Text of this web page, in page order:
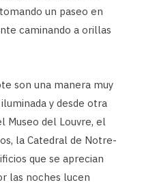
un paseo en
caminando a orillas
son una manera muy
y desde otra
Museo del Louvre, el
la Catedral de Notre-
que se aprecian
las noches lucen